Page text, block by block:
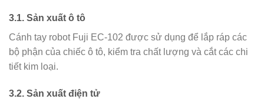
3.1. Sản xuất ô tô
Cánh tay robot Fuji EC-102 được sử dụng để lắp ráp các
bộ phận của chiếc ô tô, kiểm tra chất lượng và cắt các chi
tiết kim loại.
3.2. Sản xuất điện tử